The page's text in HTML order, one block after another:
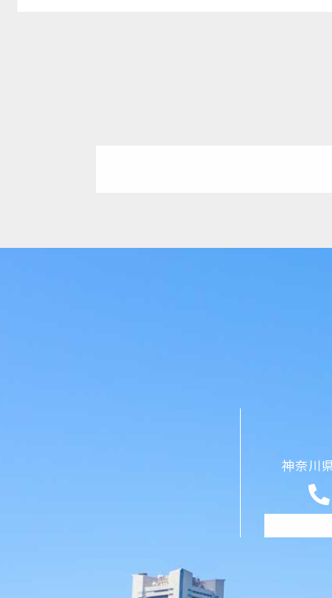
神奈川